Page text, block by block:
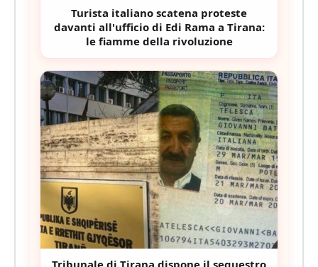
Turista italiano scatena proteste
davanti all'ufficio di Edi Rama a Tirana:
le fiamme della rivoluzione